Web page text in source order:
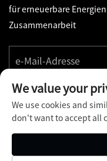
für erneuerbare
Zusammenarbeit
Copyright © Shenzhen
We value your
We use cookies and
don't want to accept all